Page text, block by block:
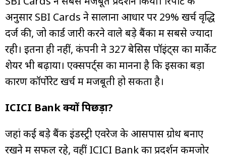
अनुसार SBI Cards ने सालाना आधार पर 29% खर्च वृद्धि
दर्ज की, जो कार्ड जारी करने वाले बड़े बैंकों में सबसे ज्यादा
रही। इतना ही नहीं, कंपनी ने 327 बेसिस पॉइंट्स का मार्केट
शेयर भी बढ़ाया। एक्सपर्ट्स का मानना है कि इसका बड़ा
कारण कॉर्पोरेट खर्च में मजबूती हो सकता है।
ICICI Bank क्यों पिछड़ा?
जहां कई बड़े बैंक इंडस्ट्री एवरेज के आसपास ग्रोथ बनाए
रखने में सफल रहे, वहीं ICICI Bank का प्रदर्शन कमजोर